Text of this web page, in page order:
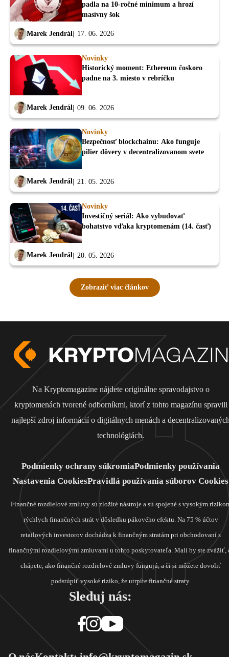
padla na 10-ročné minimum a hrozí
masívny šok
Marek Jendrál 17. 06. 2026
Novinky
Historický moment: Ethereum čoskoro
padne na 3. miesto v rebríčku
Marek Jendrál 09. 06. 2026
Novinky
Bezpečnosť blockchainu: Ako funguje
pilier dôvery v decentralizovanom svete
Marek Jendrál 21. 05. 2026
Novinky
Investičný seriál: Ako vybudovať
bohatstvo vďaka kryptomenám (14. časť)
Marek Jendrál 20. 05. 2026
Zobraziť viac článkov
Na Kryptomagazine nájdete originálne spravodajstvo o
kryptomenách tvorené odborníkmi, ktorí z tohto magazínu spravili
najlepší zdroj informácií o digitálnych menách a
technológiách.
Podmienky ochrany súkromiaPodmienky používania
Nastavenia CookiesPravidlá používania súborov Cookies
Finančné rozdielové zmluvy sú zložité nástroje a sú spojené s vysokým
rýchlych finančných strát v dôsledku pákového efektu. Na 75 % účtov
retailových investorov dochádza k finančným stratám pri obchodovaní s
finančnými rozdielovými zmluvami u tohto poskytovateľa. Mali by ste zvážiť,
chápete, ako finančné rozdielové zmluvy fungujú, a či si môžete dovoliť
podstúpiť vysoké riziko, že utrpíte finančné straty.
Sleduj nás: